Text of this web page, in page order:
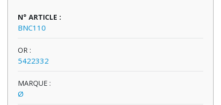
N° ARTICLE :
BNC110
OR :
5422332
MARQUE :
Ø